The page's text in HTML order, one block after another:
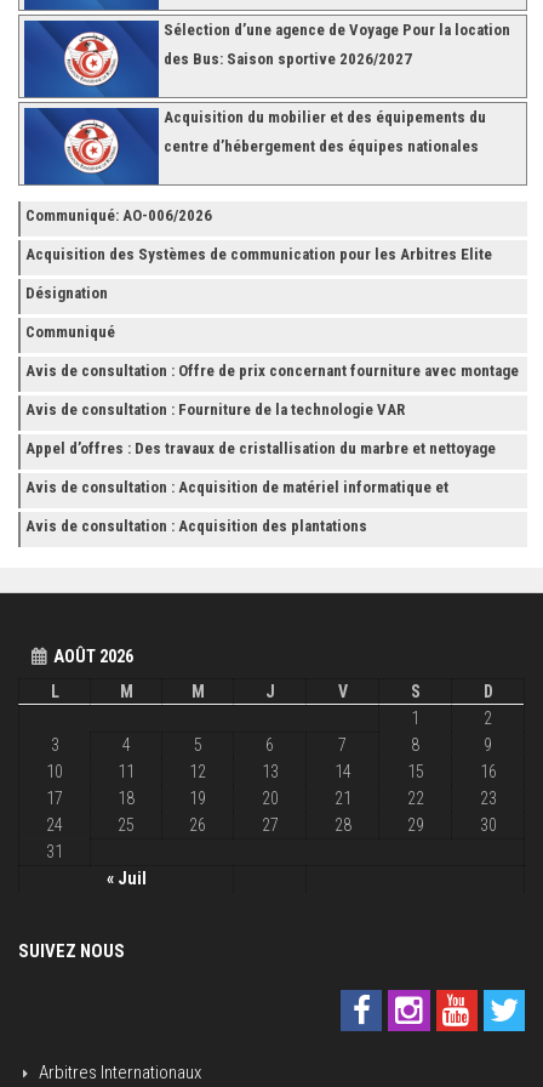
Sélection d’une agence de Voyage Pour la location
des Bus: Saison sportive 2026/2027
Acquisition du mobilier et des équipements du
centre d’hébergement des équipes nationales
Communiqué: AO-006/2026
Acquisition des Systèmes de communication pour les Arbitres Elite
Désignation
Communiqué
Avis de consultation : Offre de prix concernant fourniture avec montage
et finition de RAYONNAGES pour la Fédération Tunisienne de Football
Avis de consultation : Fourniture de la technologie VAR
Appel d’offres : Des travaux de cristallisation du marbre et nettoyage
des grès
Avis de consultation : Acquisition de matériel informatique et
Accessoires
Avis de consultation : Acquisition des plantations
AOÛT 2026
L
M M J V S D
« Juil
1
2
3
4 5 6 7 8
9
10
11 12 13 14 15
16
17
18 19 20 21 22
23
24
25 26 27 28 29
30
31
SUIVEZ NOUS
Arbitres Internationaux